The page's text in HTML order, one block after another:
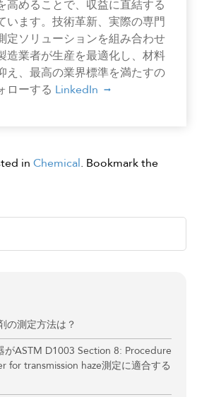
高めることで、収益に直結する
います。技術革新、実際の専門
定ソリューションを組み合わせ
造業者が生産を最適化し、材料
え、最高の業界標準を満たすの
ローする LinkedIn
in Chemical. Bookmark the
の測定方法は？
がASTM D1003 Section 8: Procedure
for transmission haze測定に適合する